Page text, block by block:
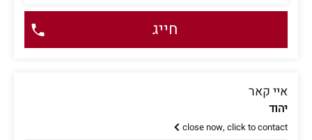
חייג
איי קאר
יהוד
close now, click to contact